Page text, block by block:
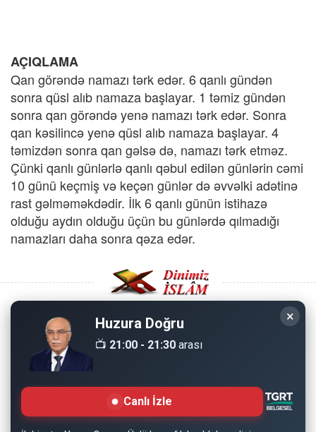
AÇIQLAMA
Qan görəndə namazı tərk edər. 6 qanlı gündən
sonra qüsl alıb namaza başlayar. 1 təmiz gündən
sonra qan görəndə yenə namazı tərk edər. Sonra
qan kəsilincə yenə qüsl alıb namaza başlayar. 4
təmizdən sonra qan gəlsə də, namazı tərk etməz.
Çünki qanlı günlərlə qanlı qəbul edilən günlərin cəmi
10 günü keçmiş və keçən günlər də əvvəlki adətinə
rast gəlməməkdədir. İlk 6 qanlı günün istihazə
olduğu aydın olduğu üçün bu günlərdə qılmadığı
namazları daha sonra qəza edər.
Copyright © 2008 - Dinimiz İslam. Her Hakkı Saklıdır.
Sitemizdeki bilgiler, bütün insanların istifadesi için
hazırlanmıştır. Orijinaline sadık kalmak şartıyla, izin
almaya gerek kalmadan, herkes istediği gibi alıp istifade
edebilir.
×
Huzura Doğru
📺 21:00 - 21:30 arası
Canlı İzle